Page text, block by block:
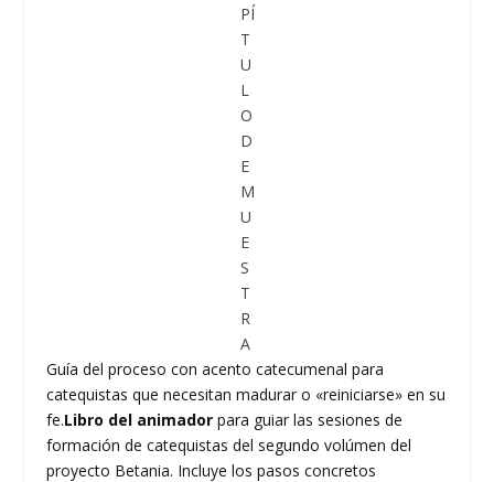
PÍ
T
U
L
O
D
E
M
U
E
S
T
R
A
Guía del proceso con acento catecumenal para
catequistas que necesitan madurar o «reiniciarse» en su
fe.Libro del animador para guiar las sesiones de
formación de catequistas del segundo volúmen del
proyecto Betania. Incluye los pasos concretos